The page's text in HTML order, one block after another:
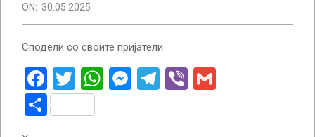
ON: 30.05.2025
Сподели со своите пријатели
Facebook
Twitter
WhatsApp
Messenger
Telegram
Viber
Share